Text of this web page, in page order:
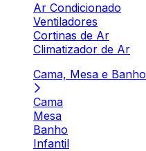
Ar Condicionado
Ventiladores
Cortinas de Ar
Climatizador de Ar
Cama, Mesa e Banho
Cama
Mesa
Banho
Infantil